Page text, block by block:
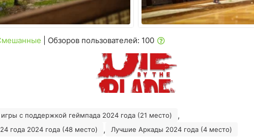
| Обзоров пользователей: 100
с поддержкой геймпада 2024 года (21 место) ,
года 2024 года (48 место) , Лучшие Аркады 2024 года (4 место)